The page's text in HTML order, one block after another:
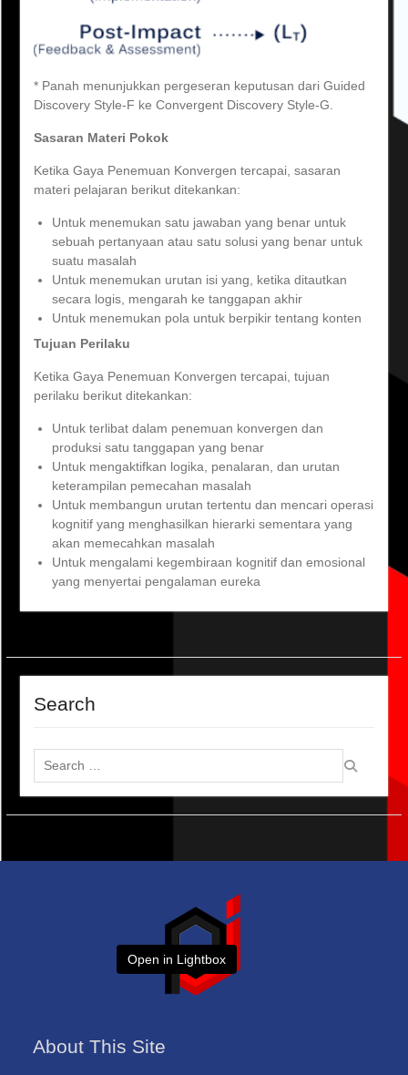
* Panah menunjukkan pergeseran keputusan dari Guided
Discovery Style-F ke Convergent Discovery Style-G.
Sasaran Materi Pokok
Ketika Gaya Penemuan Konvergen tercapai, sasaran
materi pelajaran berikut ditekankan:
Untuk menemukan satu jawaban yang benar untuk
sebuah pertanyaan atau satu solusi yang benar untuk
suatu masalah
Untuk menemukan urutan isi yang, ketika ditautkan
secara logis, mengarah ke tanggapan akhir
Untuk menemukan pola untuk berpikir tentang konten
Tujuan Perilaku
Ketika Gaya Penemuan Konvergen tercapai, tujuan
perilaku berikut ditekankan:
Untuk terlibat dalam penemuan konvergen dan
produksi satu tanggapan yang benar
Untuk mengaktifkan logika, penalaran, dan urutan
keterampilan pemecahan masalah
Untuk membangun urutan tertentu dan mencari operasi
kognitif yang menghasilkan hierarki sementara yang
akan memecahkan masalah
Untuk mengalami kegembiraan kognitif dan emosional
yang menyertai pengalaman eureka
Search
Search
for:
Open in Lightbox
About This Site